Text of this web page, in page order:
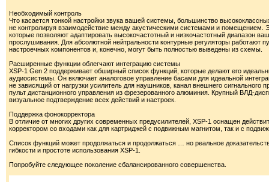
Необходимый контроль
Что касается тонкой настройки звука вашей системы, большинство
не контролируя взаимодействие между акустическими системами и помещением.
которые позволяют адаптировать высокочастотный и низкочастотный диапазон
прослушивания. Для абсолютной нейтральности контурные регуляторы работают
настроечных компонентов и, конечно, могут быть полностью выведены из схемы.
Расширенные функции облегчают интеграцию системы
XSP-1 Gen 2 поддерживает обширный список функций, которые делают его
аудиосистемы. Он включает аналоговое управление басами для идеальной
не зависящий от нагрузки усилитель для наушников, канал внешнего
пульт дистанционного управления из фрезерованного алюминия. Крупный ВЛД-
визуальное подтверждение всех действий и настроек.
Поддержка фонокорректора
В отличие от многих других современных предусилителей, XSP-1 оснащен
корректором со входами как для картриджей с подвижным магнитом, так и с
Список функций может продолжаться и продолжаться … но реальное
гибкости и простоте использования XSP-1.
Попробуйте следующее поколение сбалансированного совершенства.